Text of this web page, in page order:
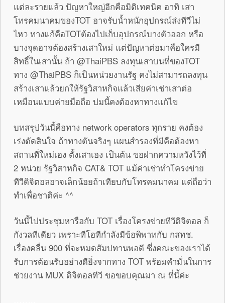
แต่ละรายแล้ว ปัญหาใหญ่อีกคือมิติเทคนิค อาทิ เสา
โทรคมนาคมของTOT อาจรับน้ำหนักอุปกรณ์ส่งทีวีไม่
ไหว ทางแก้คือTOTต้องไปเก็บอุปกรณ์บางตัวออก หรือ
บางจุดอาจต้องสร้างเสาใหม่ แต่ปัญหาต่อมาคือใครมี
สิทธิ์ในเสานั้น ถ้า @ThaiPBS ลงทุนเสาบนที่ของTOT
ทาง @ThaiPBS ก็เป็นหน่วยงานรัฐ คงไม่สามารถลงทุน
สร้างเสาแล้วยกให้รัฐวิสาหกิจแล้วเสียค่าเช่าเสาต่อ
เหมือนแบบค่ายมือถือ ปมนี้คงต้องหาทางแก้ไข
บทสรุปวันนี้คือทาง network operators ทุกราย คงต้อง
เร่งตัดสินใจ ถ้าทางตันจริงๆ แผนสำรองที่มีคือต้องหา
สถานที่ใหม่เอง ตั้งเสาเอง เป็นต้น ขอฝากความหวังไว้ที่
2 หน่วย รัฐวิสาหกิจ CAT& TOT แม้ค่าเช่าทำโครงข่าย
ทีวีดิจิตอลอาจเล็กน้อยถ้าเทียบกับโทรคมนาคม แต่ถือว่า
ทำเพื่อชาติค่ะ ^^
วันนี้ไปประชุมหารือกับ TOT เรื่องโครงข่ายทีวีดิจิตอล ก็
กังวลทีเดียว เพราะทีโอทีกำลังมีข้อพิพาทกับ กสทช.
เรื่องคลื่น 900 ที่จะหมดสัมปทานพอดี ซึ่งคณะของเราได้
รับการต้อนรับอย่างดียิ่งจากทาง TOT พร้อมคำมั่นในการ
ช่วยงาน MUX ดิจิตอลทีวี ขอขอบคุณมา ณ ที่นี้ค่ะ
……..